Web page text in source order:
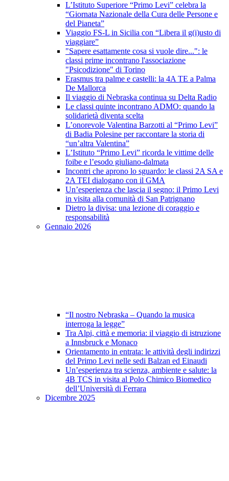
L’Istituto Superiore “Primo Levi” celebra la
“Giornata Nazionale della Cura delle Persone e
del Pianeta”
Viaggio FS-L in Sicilia con “Libera il g(i)usto di
viaggiare”
"Sapere esattamente cosa si vuole dire...": le
classi prime incontrano l'associazione
"Psicodizione" di Torino
Erasmus tra palme e castelli: la 4A TE a Palma
De Mallorca
Il viaggio di Nebraska continua su Delta Radio
Le classi quinte incontrano ADMO: quando la
solidarietà diventa scelta
L’onorevole Valentina Barzotti al “Primo Levi”
di Badia Polesine per raccontare la storia di
“un’altra Valentina”
L’Istituto “Primo Levi” ricorda le vittime delle
foibe e l’esodo giuliano-dalmata
Incontri che aprono lo sguardo: le classi 2A SA e
2A TEI dialogano con il GMA
Un’esperienza che lascia il segno: il Primo Levi
in visita alla comunità di San Patrignano
Dietro la divisa: una lezione di coraggio e
responsabilità
Gennaio 2026
“Il nostro Nebraska – Quando la musica
interroga la legge”
Tra Alpi, città e memoria: il viaggio di istruzione
a Innsbruck e Monaco
Orientamento in entrata: le attività degli indirizzi
del Primo Levi nelle sedi Balzan ed Einaudi
Un’esperienza tra scienza, ambiente e salute: la
4B TCS in visita al Polo Chimico Biomedico
dell’Università di Ferrara
Dicembre 2025